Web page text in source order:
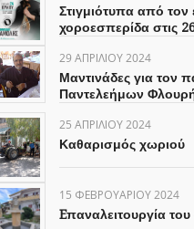
Στιγμιότυπα από τον
χοροεσπερίδα στις
29 ΑΠΡΙΛΊΟΥ 2024
Μαντινάδες για τον
Παντελεήμων
25 ΑΠΡΙΛΊΟΥ 2024
Καθαρισμός χωριού
15 ΦΕΒΡΟΥΑΡΊΟΥ 2024
Eπαναλειτουργία